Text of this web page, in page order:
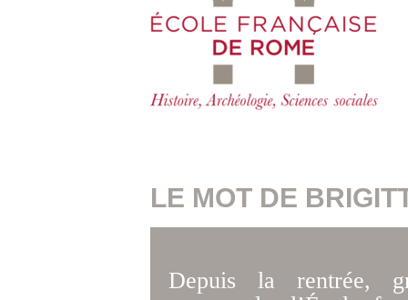
LE MOT DE
Depuis la rentrée,